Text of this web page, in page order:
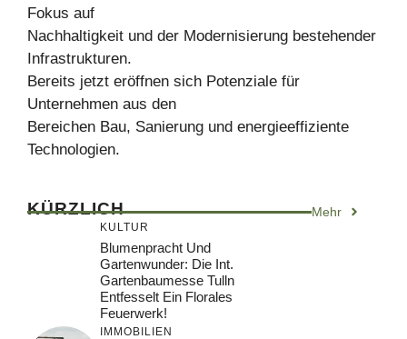
Fokus auf
Nachhaltigkeit und der Modernisierung bestehender
Infrastrukturen.
Bereits jetzt eröffnen sich Potenziale für
Unternehmen aus den
Bereichen Bau, Sanierung und energieeffiziente
Technologien.
KÜRZLICH Mehr
KULTUR
Blumenpracht Und
Gartenwunder: Die Int.
Gartenbaumesse Tulln
Entfesselt Ein Florales
Feuerwerk!
IMMOBILIEN